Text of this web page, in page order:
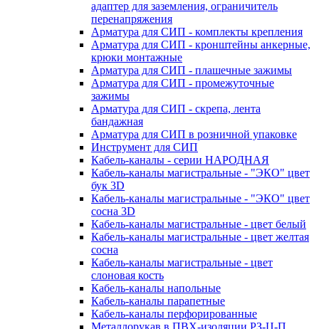
адаптер для заземления, ограничитель
перенапряжения
Арматура для СИП - комплекты крепления
Арматура для СИП - кронштейны анкерные,
крюки монтажные
Арматура для СИП - плашечные зажимы
Арматура для СИП - промежуточные
зажимы
Арматура для СИП - скрепа, лента
бандажная
Арматура для СИП в розничной упаковке
Инструмент для СИП
Кабель-каналы - серии НАРОДНАЯ
Кабель-каналы магистральные - "ЭКО" цвет
бук 3D
Кабель-каналы магистральные - "ЭКО" цвет
сосна 3D
Кабель-каналы магистральные - цвет белый
Кабель-каналы магистральные - цвет желтая
сосна
Кабель-каналы магистральные - цвет
слоновая кость
Кабель-каналы напольные
Кабель-каналы парапетные
Кабель-каналы перфорированные
Металлорукав в ПВХ-изоляции РЗ-Ц-П